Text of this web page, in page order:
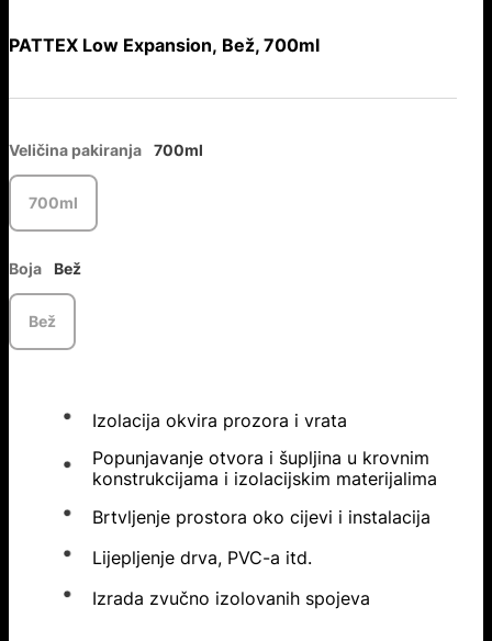
PATTEX Low Expansion, Bež, 700ml
Veličina pakiranja 700ml
700ml
Boja Bež
Bež
Izolacija okvira prozora i vrata
Popunjavanje otvora i šupljina u krovnim
konstrukcijama i izolacijskim materijalima
Brtvljenje prostora oko cijevi i instalacija
Lijepljenje drva, PVC-a itd.
Izrada zvučno izolovanih spojeva